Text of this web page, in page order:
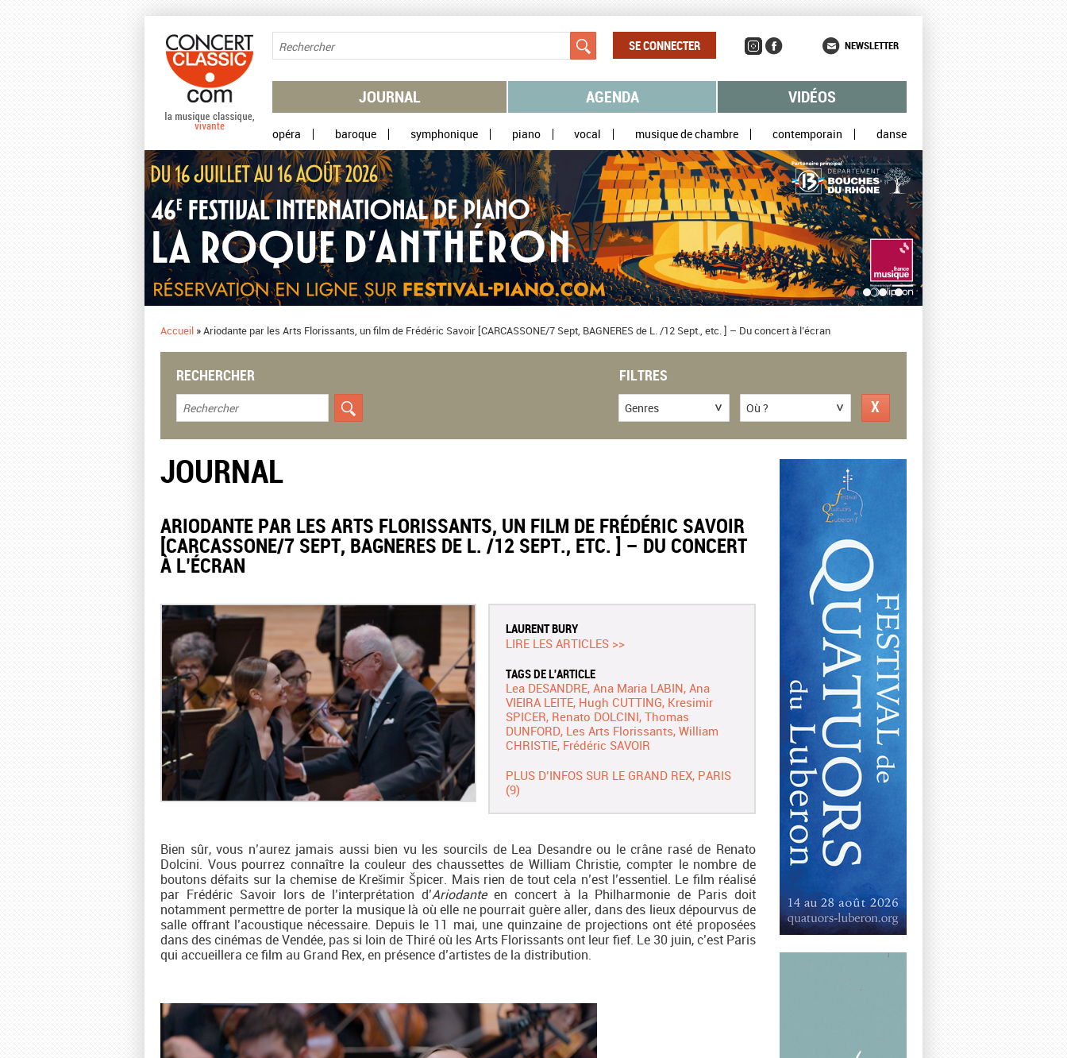
SE CONNECTER NEWSLETTER
JOURNAL AGENDA VIDÉOS
opéra baroque symphonique piano vocal musique de chambre contemporain danse
Accueil »​Ariodante par les Arts Florissants, un film de Frédéric Savoir [CARCASSONE/7 Sept, BAGNERES de L. /12 Sept., etc. ] – Du concert à l’écran
RECHERCHER FILTRES
Genres Où ?
JOURNAL
​ARIODANTE PAR LES ARTS FLORISSANTS, UN FILM DE FRÉDÉRIC SAVOIR
[CARCASSONE/7 SEPT, BAGNERES DE L. /12 SEPT., ETC. ] – DU CONCERT
À L’ÉCRAN
LAURENT BURY
LIRE LES ARTICLES >>
TAGS DE L'ARTICLE
Lea DESANDRE Ana Maria LABIN Ana
VIEIRA LEITE Hugh CUTTING Kresimir
SPICER Renato DOLCINI Thomas
DUNFORD Les Arts Florissants William
CHRISTIE Frédéric SAVOIR
PLUS D’INFOS SUR LE GRAND REX, PARIS
(9)
Bien sûr, vous n’aurez jamais aussi bien vu les sourcils de Lea Desandre ou le crâne rasé de Renato
Dolcini. Vous pourrez connaître la couleur des chaussettes de William Christie, compter le nombre de
boutons défaits sur la chemise de Krešimir Špicer. Mais rien de tout cela n’est l’essentiel. Le film réalisé
par Frédéric Savoir lors de l’interprétation d’Ariodanteen concert à la Philharmonie de Paris doit
notamment permettre de porter la musique là où elle ne pourrait guère aller, dans des lieux dépourvus de
salle offrant l’acoustique nécessaire. Depuis le 11 mai, une quinzaine de projections ont été proposées
dans des cinémas de Vendée, pas si loin de Thiré où les Arts Florissants ont leur fief. Le 30 juin, c’est Paris
qui accueillera ce film au Grand Rex, en présence d’artistes de la distribution.